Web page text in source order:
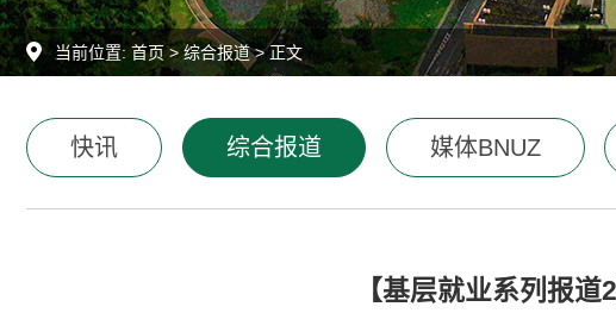
当前位置:首页>综合报道> 正文
快讯 综合报道 媒体BNUZ
【基层就业系列报